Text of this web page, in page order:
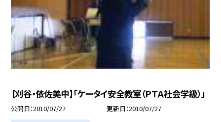
【刈谷・依佐美中】「ケータイ安全教室（ＰＴＡ社会学級）」
公開日 2010/07/27 更新日 2010/07/27